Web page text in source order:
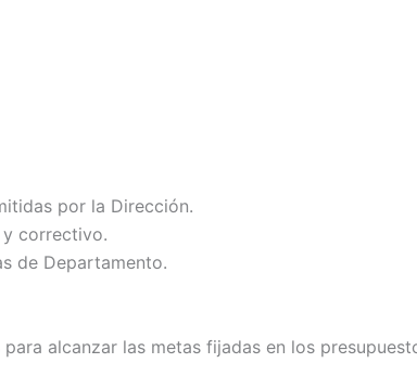
por la Dirección.
correctivo.
de Departamento.
alcanzar las metas fijadas en los